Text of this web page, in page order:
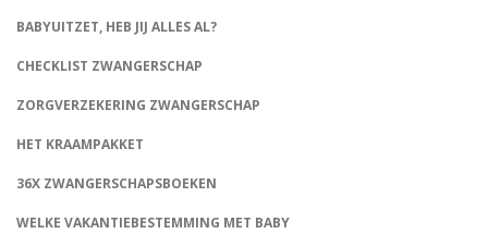
BABYUITZET, HEB JIJ ALLES AL?
CHECKLIST ZWANGERSCHAP
ZORGVERZEKERING ZWANGERSCHAP
HET KRAAMPAKKET
36X ZWANGERSCHAPSBOEKEN
WELKE VAKANTIEBESTEMMING MET BABY